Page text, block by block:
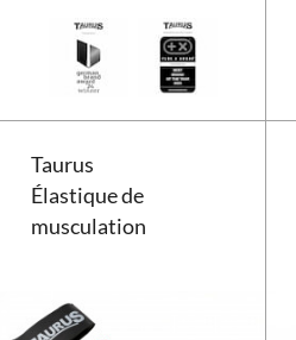
Taurus
Élastique de
musculation